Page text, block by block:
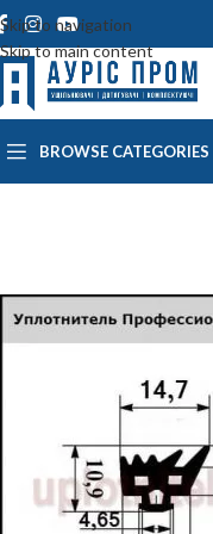
Skip to navigation
Skip to main content
BROWSE CATEGORIES